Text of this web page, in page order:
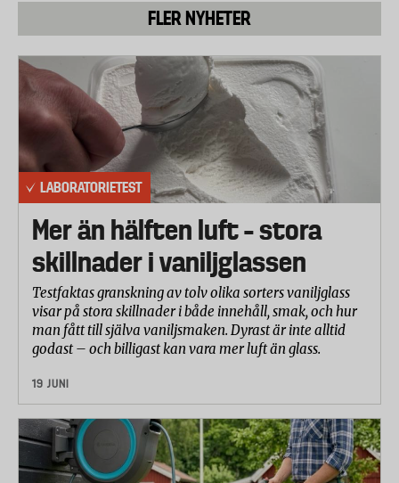
FLER NYHETER
LABORATORIETEST
Mer än hälften luft – stora
skillnader i vaniljglassen
Testfaktas granskning av tolv olika sorters vaniljglass
visar på stora skillnader i både innehåll, smak, och hur
man fått till själva vaniljsmaken. Dyrast är inte alltid
godast – och billigast kan vara mer luft än glass.
19 JUNI